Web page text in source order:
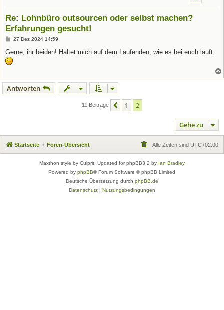
Re: Lohnbüro outsourcen oder selbst machen?
Erfahrungen gesucht!
B
i
t
r
27 Dez 2024 14:59
Gerne, ihr beiden! Haltet mich auf dem Laufenden, wie es bei euch läuft.
Antworten
11 Beiträge Vorherige
1 2
Gehe zu
Startseite Foren-Übersicht Alle Zeiten sind UTC+02:00
Maxthon style by Culprit. Updated for phpBB3.2 by Ian Bradley
Powered by phpBB® Forum Software © phpBB Limited
Deutsche Übersetzung durch phpBB.de
Datenschutz| Nutzungsbedingungen